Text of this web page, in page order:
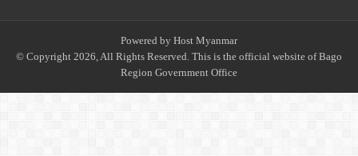
Powered by Host Myanmar
© Copyright 2026, All Rights Reserved. This is the official website of Bago
Region Government Office